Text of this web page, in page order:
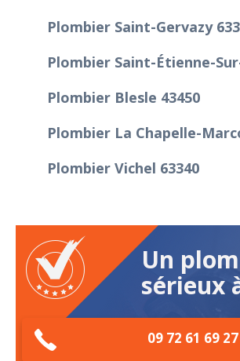
Plombier Saint-Gervazy
Plombier Saint-Étienne-
Plombier Blesle 43450
Plombier La Chapelle-
Plombier Vichel 63340
Un
sérieux
09 72 61 69 27